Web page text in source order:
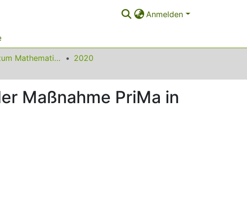
Anmelden
Beiträge zum Mathematikunterricht
2020
Maßnahme PriMa in